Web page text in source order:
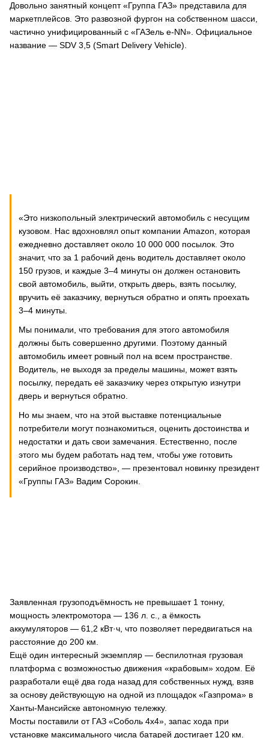
Довольно занятный концепт «Группа ГАЗ» представила для
маркетплейсов. Это развозной фургон на собственном шасси,
частично унифицированный с «ГАЗель e-NN». Официальное
название — SDV 3,5 (Smart Delivery Vehicle).
«Это низкопольный электрический автомобиль с несущим
кузовом. Нас вдохновлял опыт компании Amazon, которая
ежедневно доставляет около 10 000 000 посылок. Это
значит, что за 1 рабочий день водитель доставляет около
150 грузов, и каждые 3–4 минуты он должен остановить
свой автомобиль, выйти, открыть дверь, взять посылку,
вручить её заказчику, вернуться обратно и опять проехать
3–4 минуты.
Мы понимали, что требования для этого автомобиля
должны быть совершенно другими. Поэтому данный
автомобиль имеет ровный пол на всем пространстве.
Водитель, не выходя за пределы машины, может взять
посылку, передать её заказчику через открытую изнутри
дверь и вернуться обратно.
Но мы знаем, что на этой выставке потенциальные
потребители могут познакомиться, оценить достоинства и
недостатки и дать свои замечания. Естественно, после
этого мы будем работать над тем, чтобы уже готовить
серийное производство», — презентовал новинку президент
«Группы ГАЗ» Вадим Сорокин.
Заявленная грузоподъёмность не превышает 1 тонну,
мощность электромотора — 136 л. с., а ёмкость
аккумуляторов — 61,2 кВт·ч, что позволяет передвигаться на
расстояние до 200 км.
Ещё один интересный экземпляр — беспилотная грузовая
платформа с возможностью движения «крабовым» ходом. Её
разработали ещё два года назад для собственных нужд, взяв
за основу действующую на одной из площадок «Газпрома» в
Ханты-Мансийске автономную тележку.
Мосты поставили от ГАЗ «Соболь 4х4», запас хода при
установке максимального числа батарей достигает 120 км.